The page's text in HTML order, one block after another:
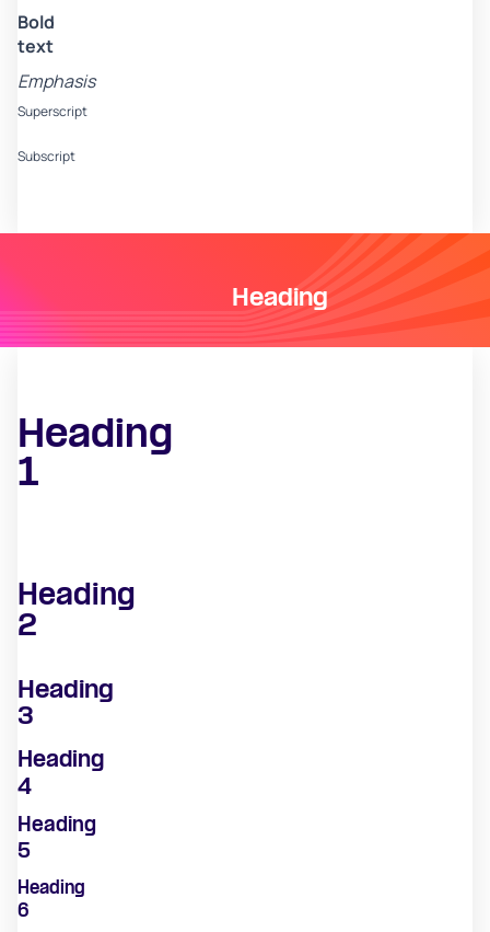
Bold
text
Emphasis
Superscript
Subscript
Heading
Heading
1
Heading
2
Heading
3
Heading
4
Heading
5
Heading
6